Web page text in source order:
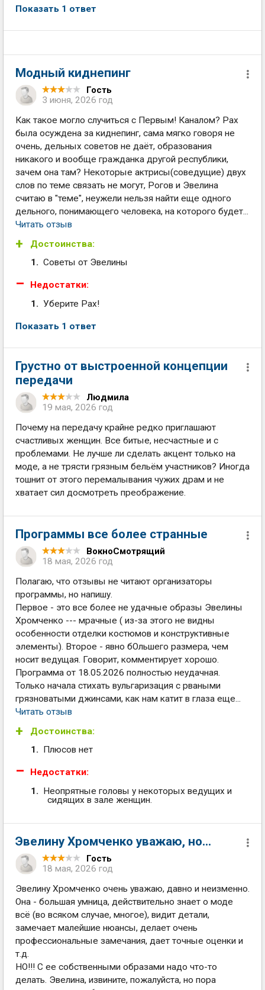
Показать 1 ответ
Модный киднепинг
Гость
3 июня, 2026 год
Как такое могло случиться с Первым! Каналом? Рах
была осуждена за киднепинг, сама мягко говоря не
очень, дельных советов не даёт, образования
никакого и вообще гражданка другой республики,
зачем она там? Некоторые актрисы(соведущие) двух
слов по теме связать не могут, Рогов и Эвелина
считаю в "теме", неужели нельзя найти еще одного
дельного, понимающего человека, на которого будет...
Читать отзыв
Достоинства:
Советы от Эвелины
Недостатки:
Уберите Рах!
Показать 1 ответ
Грустно от выстроенной концепции
передачи
Людмила
19 мая, 2026 год
Почему на передачу крайне редко приглашают
счастливых женщин. Все битые, несчастные и с
проблемами. Не лучше ли сделать акцент только на
моде, а не трясти грязным бельём участников? Иногда
тошнит от этого перемалывания чужих драм и не
хватает сил досмотреть преображение.
Программы все более странные
ВокноСмотрящий
18 мая, 2026 год
Полагаю, что отзывы не читают организаторы
программы, но напишу.
Первое - это все более не удачные образы Эвелины
Хромченко --- мрачные ( из-за этого не видны
особенности отделки костюмов и конструктивные
элементы). Второе - явно бОльшего размера, чем
носит ведущая. Говорит, комментирует хорошо.
Программа от 18.05.2026 полностью неудачная.
Только начала стихать вульгаризация с рваными
грязноватыми джинсами, как нам катит в глаза еще...
Читать отзыв
Достоинства:
Плюсов нет
Недостатки:
Неопрятные головы у некоторых ведущих и
сидящих в зале женщин.
Эвелину Хромченко уважаю, но...
Гость
18 мая, 2026 год
Эвелину Хромченко очень уважаю, давно и неизменно.
Она - большая умница, действительно знает о моде
всё (во всяком случае, многое), видит детали,
замечает малейшие нюансы, делает очень
профессиональные замечания, дает точные оценки и
т.д.
НО!!! С ее собственными образами надо что-то
делать. Эвелина, извините, пожалуйста, но пора